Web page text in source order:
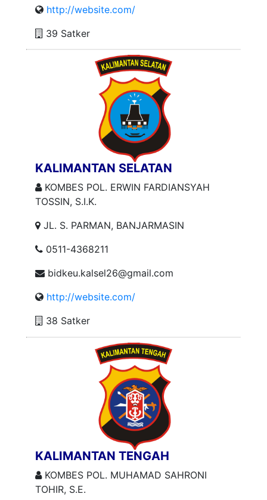
http://website.com/
39 Satker
KALIMANTAN SELATAN
KOMBES POL. ERWIN FARDIANSYAH
TOSSIN, S.I.K.
JL. S. PARMAN, BANJARMASIN
0511-4368211
bidkeu.kalsel26@gmail.com
http://website.com/
38 Satker
KALIMANTAN TENGAH
KOMBES POL. MUHAMAD SAHRONI
TOHIR, S.E.